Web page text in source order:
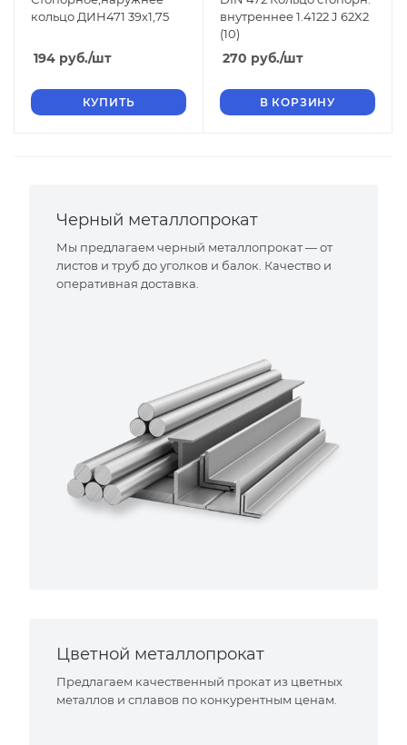
кольцо ДИН471 39х1,75
194 руб./шт
КУПИТЬ
внутреннее 1.4122 J 62X2
(10)
270 руб./шт
В КОРЗИНУ
Черный металлопрокат
Мы предлагаем черный металлопрокат — от
листов и труб до уголков и балок. Качество и
оперативная доставка.
Цветной металлопрокат
Предлагаем качественный прокат из цветных
металлов и сплавов по конкурентным ценам.